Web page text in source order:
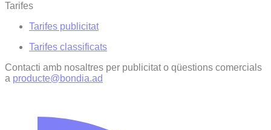
Tarifes
Tarifes publicitat
Tarifes classificats
Contacti amb nosaltres per publicitat o qüestions comercials
a producte@bondia.ad